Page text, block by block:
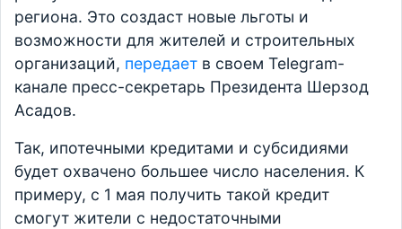
региона. Это создаст новые льготы и
возможности для жителей и строительных
организаций, передает в своем Telegram-
канале пресс-секретарь Президента Шерзод
Асадов.
Так, ипотечными кредитами и субсидиями
будет охвачено большее число населения. К
примеру, с 1 мая получить такой кредит
смогут жители с недостаточными